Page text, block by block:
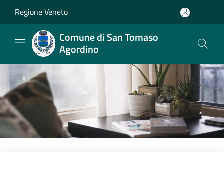
Regione Veneto
Comune di San Tomaso
Agordino